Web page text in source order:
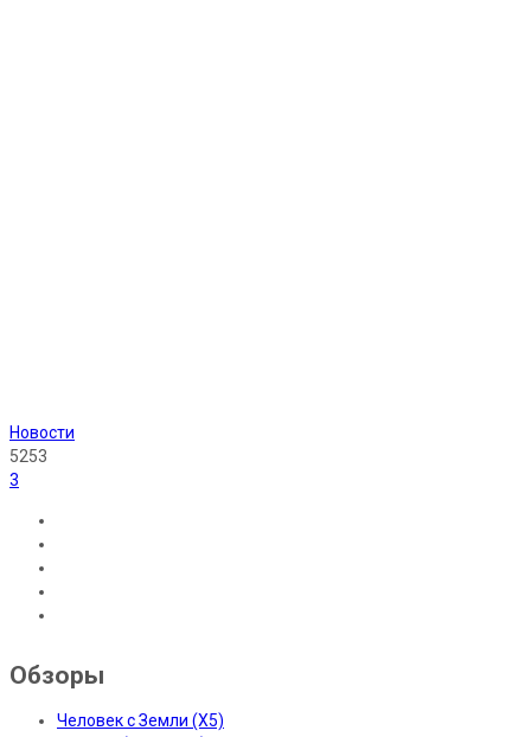
Новости
5253
3
Обзоры
Человек с Земли (X5)